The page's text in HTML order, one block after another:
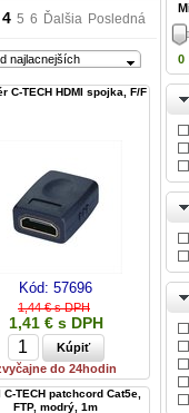
4 5 6 Ďalšia Posledná
najlacnejších
C-TECH HDMI spojka, F/F
Kód: 57696
1,44 € s DPH
1,41 € s DPH
do 24hodin
C-TECH patchcord Cat5e,
FTP, modrý, 1m
0